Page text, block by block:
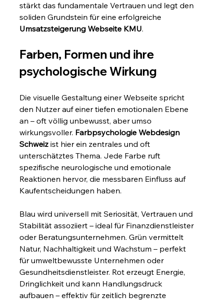
stärkt das fundamentale Vertrauen und legt den
soliden Grundstein für eine erfolgreiche
Umsatzsteigerung Webseite KMU.
Farben, Formen und ihre
psychologische Wirkung
Die visuelle Gestaltung einer Webseite spricht
den Nutzer auf einer tiefen emotionalen Ebene
an – oft völlig unbewusst, aber umso
wirkungsvoller. Farbpsychologie Webdesign
Schweiz ist hier ein zentrales und oft
unterschätztes Thema. Jede Farbe ruft
spezifische neurologische und emotionale
Reaktionen hervor, die messbaren Einfluss auf
Kaufentscheidungen haben.
Blau wird universell mit Seriosität, Vertrauen und
Stabilität assoziiert – ideal für Finanzdienstleister
oder Beratungsunternehmen. Grün vermittelt
Natur, Nachhaltigkeit und Wachstum – perfekt
für umweltbewusste Unternehmen oder
Gesundheitsdienstleister. Rot erzeugt Energie,
Dringlichkeit und kann Handlungsdruck
aufbauen – effektiv für zeitlich begrenzte